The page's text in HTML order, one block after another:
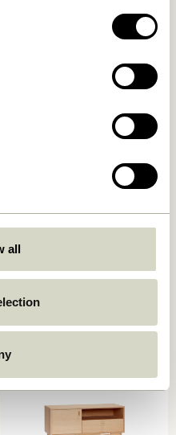
all
4.449,00
Tilføj til kurv